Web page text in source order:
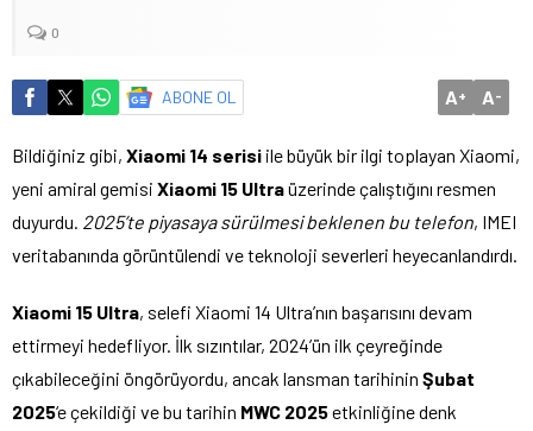
0
ABONE OL A+ A-
Bildiğiniz gibi, Xiaomi 14 serisi ile büyük bir ilgi toplayan Xiaomi,
yeni amiral gemisi Xiaomi 15 Ultraüzerinde çalıştığını resmen
duyurdu. 2025’te piyasaya sürülmesi beklenen bu telefon, IMEI
veritabanında görüntülendi ve teknoloji severleri heyecanlandırdı.
Xiaomi 15 Ultra, selefi Xiaomi 14 Ultra’nın başarısını devam
ettirmeyi hedefliyor. İlk sızıntılar, 2024’ün ilk çeyreğinde
çıkabileceğini öngörüyordu, ancak lansman tarihinin Şubat
2025‘e çekildiği ve bu tarihin MWC 2025etkinliğine denk